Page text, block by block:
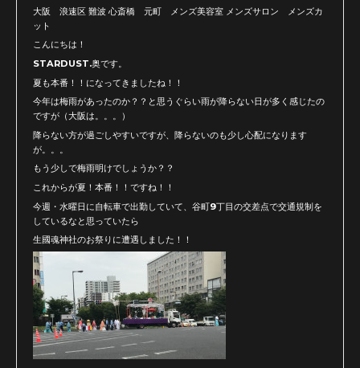
大阪 浪速区 難波 心斎橋 元町 メンズ美容室 メンズサロン メンズカ
ット
こんにちは！
STARDUST.奥です。
夏も本番！！になってきましたね！！
今年は梅雨があったのか？？と思うぐらい雨が降らない日が多く感じたの
ですが（大阪は。。。）
降らない方が過ごしやすいですが、降らないのも少し心配になります
が。。。
もう少しで梅雨明けでしょうか？？
これからが夏！本番！！ですね！！
今週・水曜日に自転車で出勤していて、谷町9丁目の交差点で交通規制を
しているなと思っていたら
生國魂神社のお祭りに遭遇しました！！